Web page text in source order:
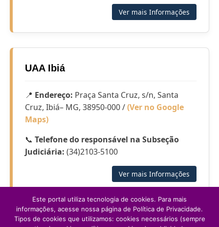
Ver mais Informações
UAA Ibiá
📍 Endereço: Praça Santa Cruz, s/n, Santa
Cruz, Ibiá– MG, 38950-000 /(Ver no Google
Maps)
📞 Telefone do responsável na Subseção
Judiciária: (34)2103-5100
Ver mais Informações
Este portal utiliza tecnologia de cookies. Para mais
informações, acesse nossa página de Política de Privacidade.
Tipos de cookies que utilizamos: cookies necessários (sempre